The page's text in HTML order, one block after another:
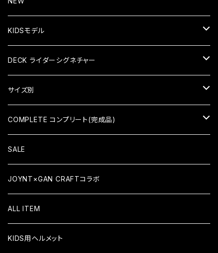
KIDSモデル
KID'S COMPLETE キッズコンプリート
KID'S DECK キッズデッキ
DECK ライダーシグネチャー
HIROKI SAEGUSA (三枝博貴)
HIDEAKI HAYASHI（林秀晃）
TATSUMA TAMANO（玉野辰磨）
ATSUSHI SATO（佐藤敦）
YUSAKU ISHIKAWA (石川祐作)
TEAM MODEL
サイズ別
7×28（KID'S）
7.375×29.4（KID'S）
7.5×30.8
7.6×31.6
7.625×31.1
COMPLETE コンプリート(完成品)
COMPLETE コンプリート
KID'S COMPLETE キッズコンプリート
SALE
JOYNT×GAN CRAFTコラボ
ALL ITEM
KIDS用ヘルメット